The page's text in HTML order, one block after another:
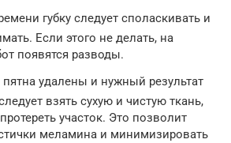
губку следует споласкивать и
Если этого не делать, на
появятся разводы.
пятна удалены и нужный результат
взять сухую и чистую ткань,
участок. Это позволит
меламина и минимизировать